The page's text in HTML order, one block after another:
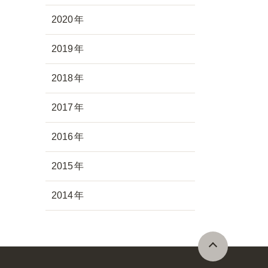
2020
2019
2018
2017
2016
2015
2014